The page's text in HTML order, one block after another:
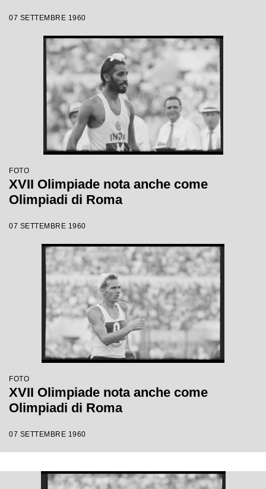
07 SETTEMBRE 1960
FOTO
XVII Olimpiade nota anche come
Olimpiadi di Roma
07 SETTEMBRE 1960
FOTO
XVII Olimpiade nota anche come
Olimpiadi di Roma
07 SETTEMBRE 1960